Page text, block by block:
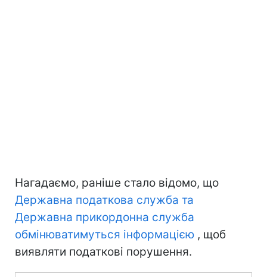
Нагадаємо, раніше стало відомо, що
Державна податкова служба та
Державна прикордонна служба
обмінюватимуться інформацією , щоб
виявляти податкові порушення.